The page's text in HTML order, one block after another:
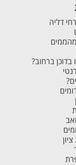
דליה
מהממים
ברחוב?